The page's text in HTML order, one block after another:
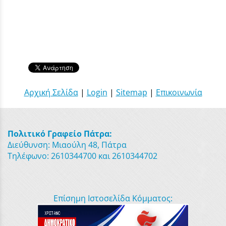
Αρχική Σελίδα| Login | Sitemap | Επικοινωνία
Πολιτικό Γραφείο Πάτρα:
Διεύθυνση: Μιαούλη 48, Πάτρα
Τηλέφωνο: 2610344700 και 2610344702
Επίσημη Ιστοσελίδα Κόμματος: